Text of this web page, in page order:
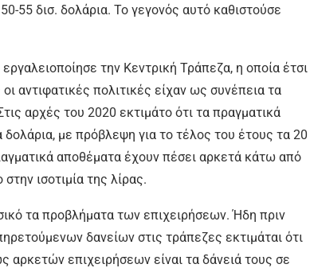
55 δισ. δολάρια. Το γεγονός αυτό καθιστούσε
την Κεντρική Τράπεζα, η οποία έτσι
αντιφατικές πολιτικές είχαν ως συνέπεια τα
αρχές του 2020 εκτιμάτο ότι τα πραγματικά
με πρόβλεψη για το τέλος του έτους τα 20
αποθέματα έχουν πέσει αρκετά κάτω από
ισοτιμία της λίρας.
τα προβλήματα των επιχειρήσεων. Ήδη πριν
δανείων στις τράπεζες εκτιμάται ότι
αρκετών επιχειρήσεων είναι τα δάνειά τους σε